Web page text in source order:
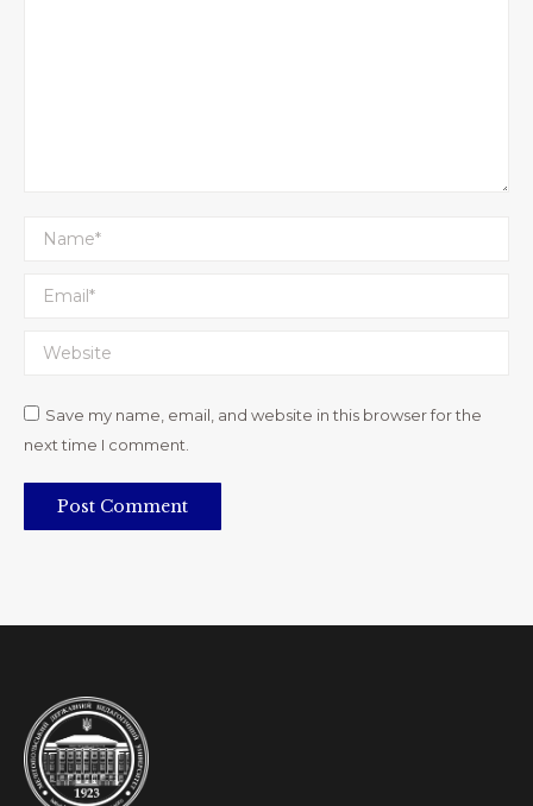
Name *
Email *
Website
Save my name, email, and website in this browser for the
next time I comment.
Post Comment